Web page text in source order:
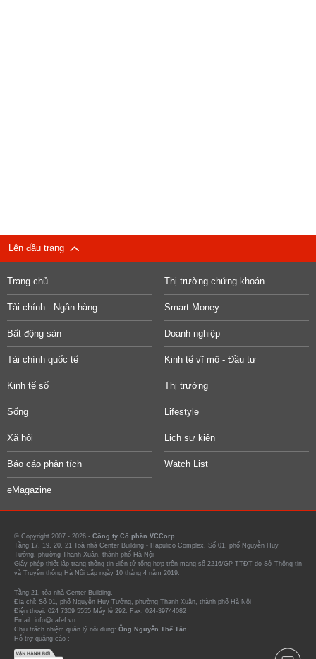
Lên đầu trang
Trang chủ Thị trường chứng khoán
Tài chính - Ngân hàng Smart Money
Bất động sản Doanh nghiệp
Tài chính quốc tế Kinh tế vĩ mô - Đầu tư
Kinh tế số Thị trường
Sống Lifestyle
Xã hội Lịch sự kiện
Báo cáo phân tích Watch List
eMagazine
© Copyright 2007 - 2026 - Công ty Cổ phần VCCorp.
Tầng 17, 19, 20, 21 Toà nhà Center Building - Hapulico Complex, Số 01, phố Nguyễn Huy
Tưởng, phường Thanh Xuân, thành phố Hà Nội
Giấy phép thiết lập trang thông tin điện tử tổng hợp trên mạng số 2216/GP-TTĐT do Sở Thông tin
và Truyền thông Hà Nội cấp ngày 10 tháng 4 năm 2019.
Tầng 21, tòa nhà Center Building.
Địa chỉ: Số 01, phố Nguyễn Huy Tưởng, phường Thanh Xuân, thành phố Hà Nội
Điện thoại: 024 7309 5555 Máy lẻ 292. Fax: 024-39744082
Email: info@cafef.vn
Chịu trách nhiệm quản lý nội dung: Ông Nguyễn Thế Tân
Hỗ trợ quảng cáo :